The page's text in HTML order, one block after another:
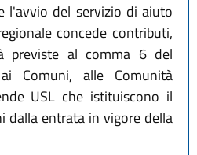
l'avvio del servizio di aiuto
concede contributi,
previste al comma 6 del
Comuni, alle Comunità
USL che istituiscono il
dalla entrata in vigore della